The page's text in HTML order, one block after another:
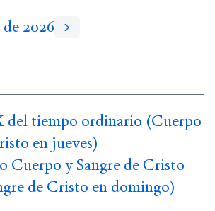
2026
del tiempo ordinario (Cuerpo
en jueves)
Cuerpo y Sangre de Cristo
de Cristo en domingo)